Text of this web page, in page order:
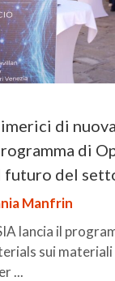
di
di
futuro del
Manfrin
lancia il
sui
...